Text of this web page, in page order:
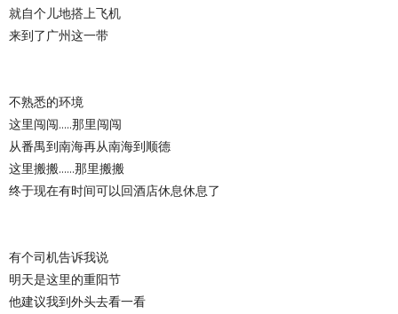
就自个儿地搭上飞机
来到了广州这一带
不熟悉的环境
这里闯闯.....那里闯闯
从番禺到南海再从南海到顺德
这里搬搬......那里搬搬
终于现在有时间可以回酒店休息休息了
有个司机告诉我说
明天是这里的重阳节
他建议我到外头去看一看